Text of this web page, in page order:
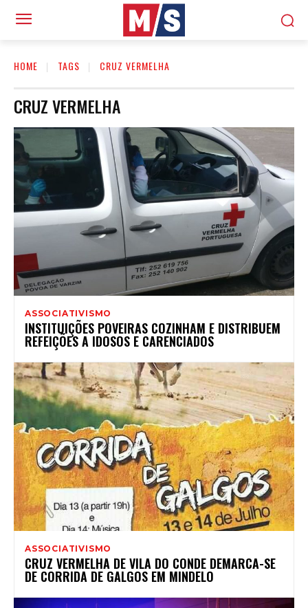
HOME TAGS CRUZ VERMELHA
CRUZ VERMELHA
ASSOCIATIVISMO
INSTITUIÇÕES POVEIRAS COZINHAM E DISTRIBUEM
REFEIÇÕES A IDOSOS E CARENCIADOS
ASSOCIATIVISMO
CRUZ VERMELHA DE VILA DO CONDE DEMARCA-SE
DE CORRIDA DE GALGOS EM MINDELO